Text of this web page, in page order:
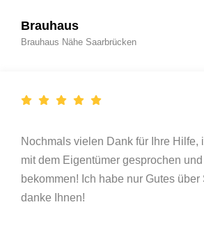
Brauhaus
Brauhaus Nähe Saarbrücken
Nochmals vielen Dank für Ihre Hilfe,
mit dem Eigentümer gesprochen
bekommen! Ich habe nur Gutes über
danke Ihnen!